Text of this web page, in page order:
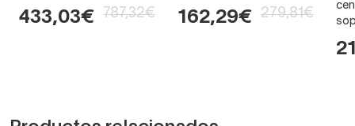
433,03€ 787,32€ 162,29€ 279,81€